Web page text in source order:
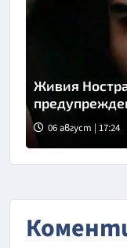
Живия
06 август | 17:24